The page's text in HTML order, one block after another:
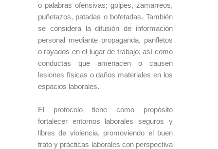
o palabras ofensivas; golpes, zamarreos,
puñetazos, patadas o bofetadas. También
se considera la difusión de información
personal mediante propaganda, panfletos
o rayados en el lugar de trabajo; así como
conductas que amenacen o causen
lesiones físicas o daños materiales en los
espacios laborales.
El protocolo tiene como propósito
fortalecer entornos laborales seguros y
libres de violencia, promoviendo el buen
trato y prácticas laborales con perspectiva